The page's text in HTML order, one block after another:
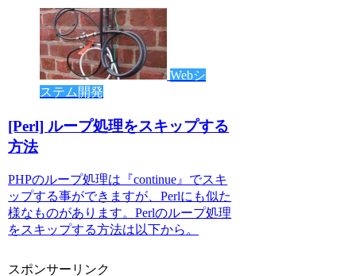
Webシ
ステム開発
[Perl] ループ処理をスキップする
方法
PHPのループ処理は『continue』でスキ
ップする事ができますが、Perlにも似た
様なものがあります。Perlのループ処理
をスキップする方法は以下から。
スポンサーリンク